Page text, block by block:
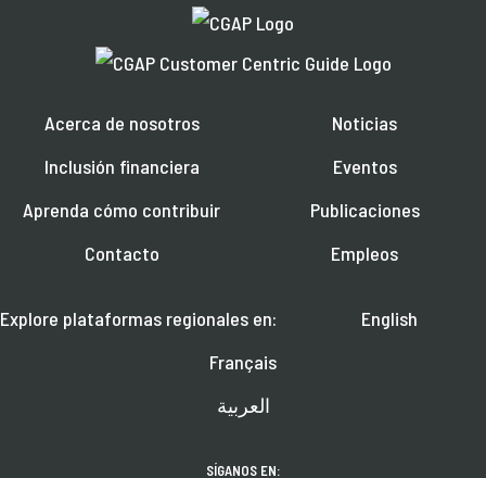
Acerca de nosotros
Inclusión financiera
Aprenda cómo contribuir
Contacto
Noticias
Eventos
Publicaciones
Empleos
Explore plataformas regionales en:
English
Français
العربية
SÍGANOS EN: